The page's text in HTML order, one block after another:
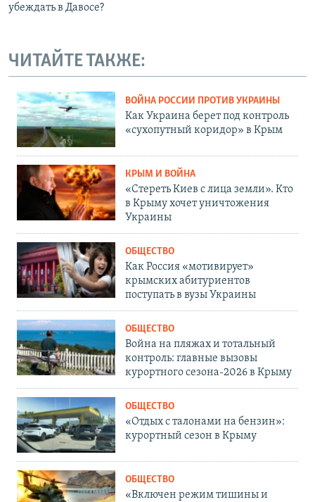
убеждать в Давосе?
ЧИТАЙТЕ ТАКЖЕ:
ВОЙНА РОССИИ ПРОТИВ УКРАИНЫ
Как Украина берет под контроль
«сухопутный коридор» в Крым
КРЫМ И ВОЙНА
«Стереть Киев с лица земли». Кто
в Крыму хочет уничтожения
Украины
ОБЩЕСТВО
Как Россия «мотивирует»
крымских абитуриентов
поступать в вузы Украины
ОБЩЕСТВО
Война на пляжах и тотальный
контроль: главные вызовы
курортного сезона-2026 в Крыму
ОБЩЕСТВО
«Отдых с талонами на бензин»:
курортный сезон в Крыму
ОБЩЕСТВО
«Включен режим тишины и